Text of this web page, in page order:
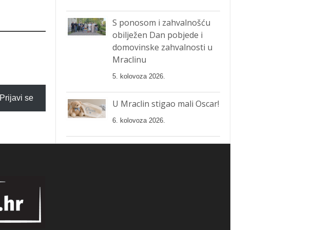
Prijavi se
S ponosom i zahvalnošću
obilježen Dan pobjede i
domovinske zahvalnosti u
Mraclinu
5. kolovoza 2026.
U Mraclin stigao mali Oscar!
6. kolovoza 2026.